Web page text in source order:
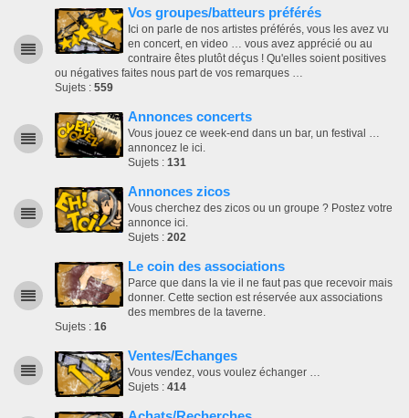
Vos groupes/batteurs préférés
Ici on parle de nos artistes préférés, vous les avez vu
en concert, en video … vous avez apprécié ou au
contraire êtes plutôt déçus ! Qu'elles soient positives
ou négatives faites nous part de vos remarques …
Sujets : 559
Annonces concerts
Vous jouez ce week-end dans un bar, un festival …
annoncez le ici.
Sujets : 131
Annonces zicos
Vous cherchez des zicos ou un groupe ? Postez votre
annonce ici.
Sujets : 202
Le coin des associations
Parce que dans la vie il ne faut pas que recevoir mais
donner. Cette section est réservée aux associations
des membres de la taverne.
Sujets : 16
Ventes/Echanges
Vous vendez, vous voulez échanger …
Sujets : 414